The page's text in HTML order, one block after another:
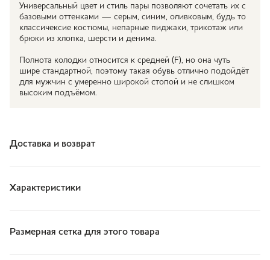
Универсальный цвет и стиль пары позволяют сочетать их с
базовыми оттенками — серым, синим, оливковым, будь то
классичексие костюмы, непарные пиджаки, трикотаж или
брюки из хлопка, шерсти и денима.
Полнота колодки относится к средней (F), но она чуть
шире стандартной, поэтому такая обувь отлично подойдёт
для мужчин с умеренно широкой стопой и не слишком
высоким подъёмом.
Доставка и возврат
Характеристики
Размерная сетка для этого товара